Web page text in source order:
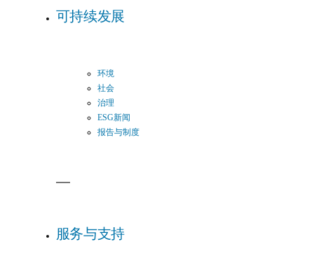
可持续发展
环境
社会
治理
ESG新闻
报告与制度
服务与支持